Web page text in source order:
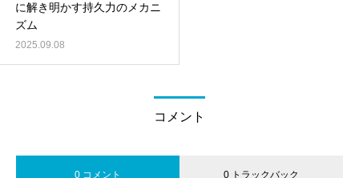
に解き明かす持久力のメカニ
ズム
2025.09.08
コメント
0 コメント 0 トラックバック